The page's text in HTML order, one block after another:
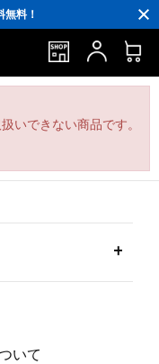
料！
会員は7％
ポン」プレゼント！
プレゼント！
料！
いできない商品です。
いて